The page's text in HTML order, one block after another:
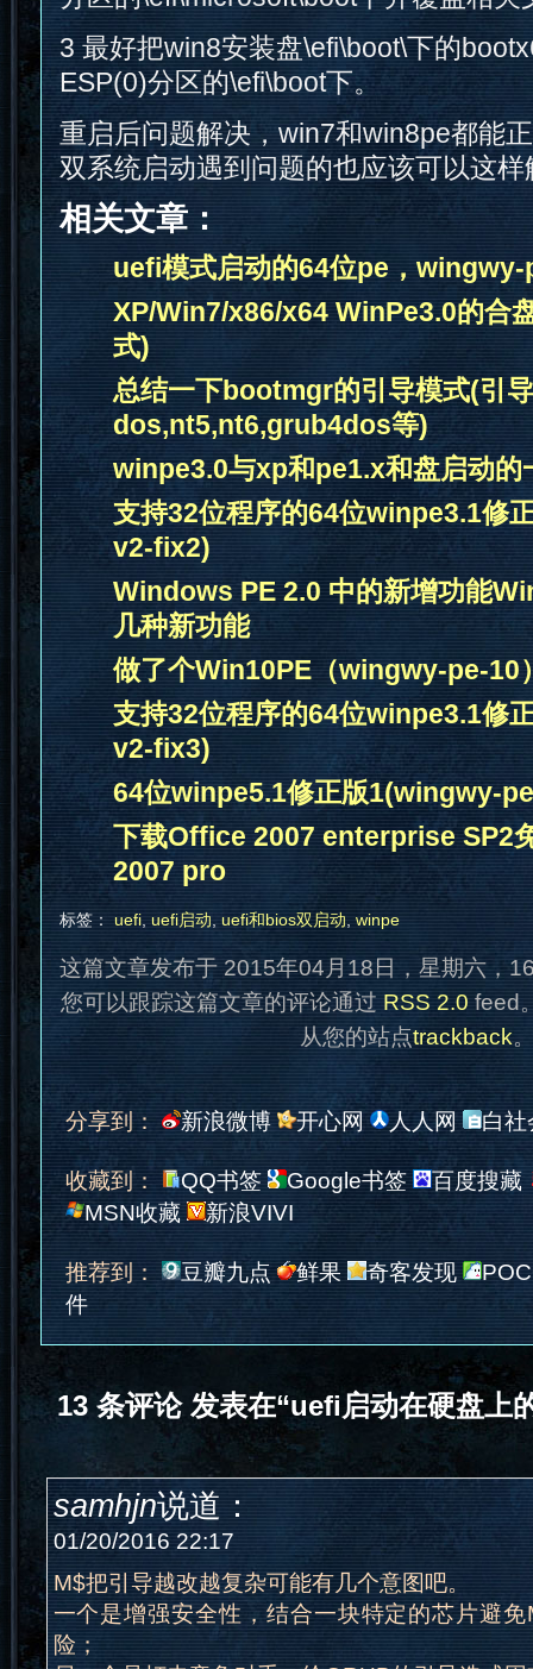
3 最好把win8安装盘\efi\boot\下的
ESP(0)分区的\efi\boot下。
重启后问题解决，win7和win8pe都能
双系统启动遇到问题的也应该可以这样
相关文章：
uefi模式启动的64位pe，
XP/Win7/x86/x64 WinPe3.0的合
式)
总结一下bootmgr的引导模式(引导
dos,nt5,nt6,grub4dos等)
winpe3.0与xp和pe1.x和盘启动的
支持32位程序的64位winpe3.1修
v2-fix2)
Windows PE 2.0 中的新增功能
几种新功能
做了个Win10PE（wingwy-pe-10
支持32位程序的64位winpe3.1修
v2-fix3)
64位winpe5.1修正版1(wingwy-
下载Office 2007 enterprise SP2
2007 pro
标签： uefi, uefi启动 uefi和bios双启动 winpe
这篇文章发布于 2015年04月18日，星期六，
您可以跟踪这篇文章的评论通过 RSS 2.0 feed
从您的站点trackback
分享到： 新浪微博 开心网 人人网 白社
收藏到： QQ书签 Google书签
百度搜藏
MSN收藏
新浪VIVI
推荐到： 豆瓣九点 鲜果 奇客发现
件
13 条评论 发表在“uefi启动在硬盘上
samhjn说道：
01/20/2016 22:17
M$把引导越改越复杂可能有几个意图吧。
一个是增强安全性，结合一块特定的芯片避
险；